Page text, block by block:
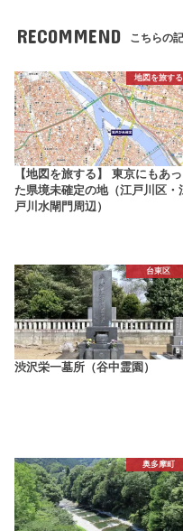
RECOMMEND こちらの
地図を旅する
【地図を旅する】 東京にもあっ
た県境未確定の地（江戸川区・
戸川水閘門周辺）
台東区
渋沢栄一墓所（谷中霊園）
奥多摩町